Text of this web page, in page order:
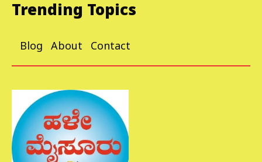
Trending Topics
Blog About Contact